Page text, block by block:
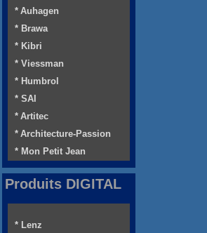
* Auhagen
* Brawa
* Kibri
* Viessman
* Humbrol
* SAI
* Artitec
* Architecture-Passion
* Mon Petit Jean
Produits DIGITAL
* Lenz